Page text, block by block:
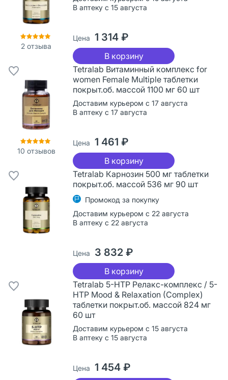
2 отзыва
В аптеку с 15 августа
Цена 1 314 ₽
В корзину
10 отзывов
Tetralab Витаминный комплекс for
women Female Multiple таблетки
покрыт.об. массой 1100 мг 60 шт
Доставим курьером с 17 августа
В аптеку с 17 августа
Цена 1 461 ₽
В корзину
Tetralab Карнозин 500 мг таблетки
покрыт.об. массой 536 мг 90 шт
Промокод за покупку
Доставим курьером с 22 августа
В аптеку с 22 августа
Цена 3 832 ₽
В корзину
Tetralab 5-HTP Релакс-комплекс / 5-
HTP Mood & Relaxation (Complex)
таблетки покрыт.об. массой 824 мг
60 шт
Доставим курьером с 15 августа
В аптеку с 15 августа
Цена 1 454 ₽